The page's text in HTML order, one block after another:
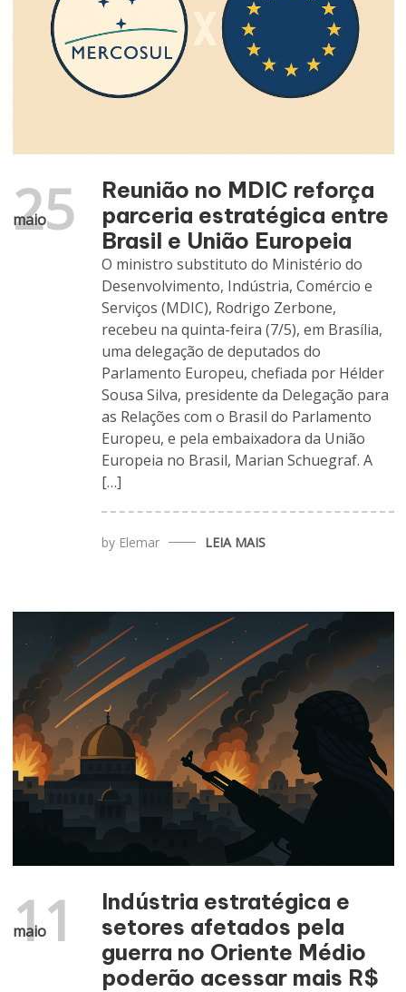
maio
25
Reunião no MDIC reforça
parceria estratégica entre
Brasil e União Europeia
O ministro substituto do Ministério do
Desenvolvimento, Indústria, Comércio e
Serviços (MDIC), Rodrigo Zerbone,
recebeu na quinta-feira (7/5), em Brasília,
uma delegação de deputados do
Parlamento Europeu, chefiada por Hélder
Sousa Silva, presidente da Delegação para
as Relações com o Brasil do Parlamento
Europeu, e pela embaixadora da União
Europeia no Brasil, Marian Schuegraf. A
[…]
by Elemar LEIA MAIS
maio
11
Indústria estratégica e
setores afetados pela
guerra no Oriente Médio
poderão acessar mais R$